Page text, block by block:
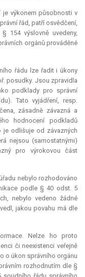
je výkonem působnosti v
řád, patří osvědčení,
154 výslovně uvedeny,
orgánů prováděné
řádu lze řadit i úkony
posudky. Jsou zpravidla
podklady pro správní
Tato vyjádření, resp.
zásadně závazná a
hodnocení podkladů
je odlišuje od závazných
nejsou (samostatnými)
pro výrokovou část
nebylo rozhodováno
podle § 40 odst. 5
nebylo vedeno žádné
jakou povahu má dle
Nelze ho proto
či neexistenci veřejně
o úkon správního orgánu
rozhodnutím dle §